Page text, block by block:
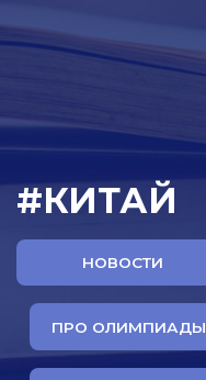
#КИТАЙ
НОВОСТИ
ПРО ОЛИМПИАДЫ